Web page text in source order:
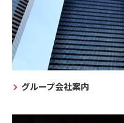
グループ会社案内